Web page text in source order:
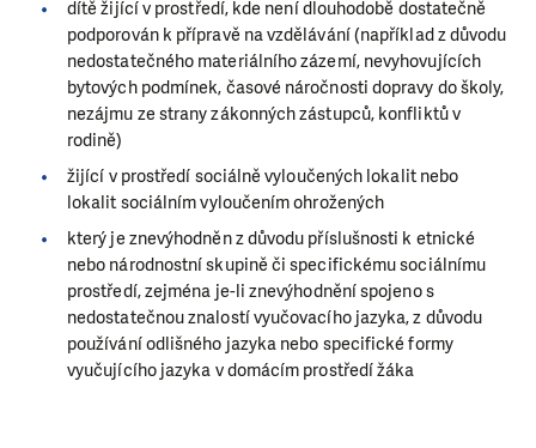
dítě žijící v prostředí, kde není dlouhodobě dostatečně
podporován k přípravě na vzdělávání (například z důvodu
nedostatečného materiálního zázemí, nevyhovujících
bytových podmínek, časové náročnosti dopravy do školy,
nezájmu ze strany zákonných zástupců, konfliktů v
rodině)
žijící v prostředí sociálně vyloučených lokalit nebo
lokalit sociálním vyloučením ohrožených
který je znevýhodněn z důvodu příslušnosti k etnické
nebo národnostní skupině či specifickému sociálnímu
prostředí, zejména je-li znevýhodnění spojeno s
nedostatečnou znalostí vyučovacího jazyka, z důvodu
používání odlišného jazyka nebo specifické formy
vyučujícího jazyka v domácím prostředí žáka